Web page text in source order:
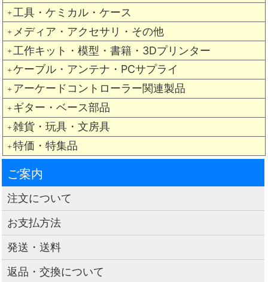
＋ 工具・ケミカル・ケース
＋ メディア・アクセサリ・その他
＋ 工作キット・模型・書籍・3Dプリンター
＋ ケーブル・アンテナ・PCサプライ
＋ アーケードコントローラー関連製品
＋ ギター・ベース部品
＋ 雑貨・玩具・文房具
＋ 特価・特集品
ご案内
注文について
お支払方法
発送・送料
返品・交換について